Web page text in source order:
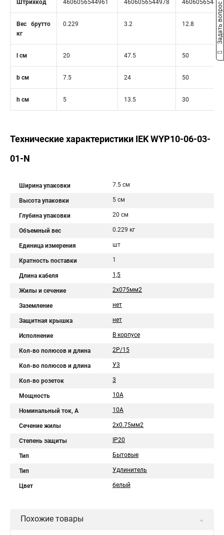
Штрихкод 4606056544961 4606056544978
Вес брутто
кг
0.229 3.2 12.8
l см 20 47.5 50
b см 7.5 24 50
h см 5 13.5 30
Технические характеристики IEK WYP10-06-03-
01-N
Ширина упаковки 7.5 см
Высота упаковки 5 см
Глубина упаковки 20 см
Объемный вес 0.229 кг
Единица измерения шт
Кратность поставки 1
Длина кабеля 1,5
Жилы и сечение 2х075мм2
Заземление нет
Защитная крышка нет
Исполнение В корпусе
Кол-во полюсов и длина 2Р/15
Кол-во полюсов и длина У3
Кол-во розеток 3
Мощность 10А
Номинальный ток, А 10A
Сечение жилы 2х0.75мм2
Степень защиты IP20
Тип Бытовые
Тип Удлинитель
Цвет белый
Похожие товары
Задать вопрос